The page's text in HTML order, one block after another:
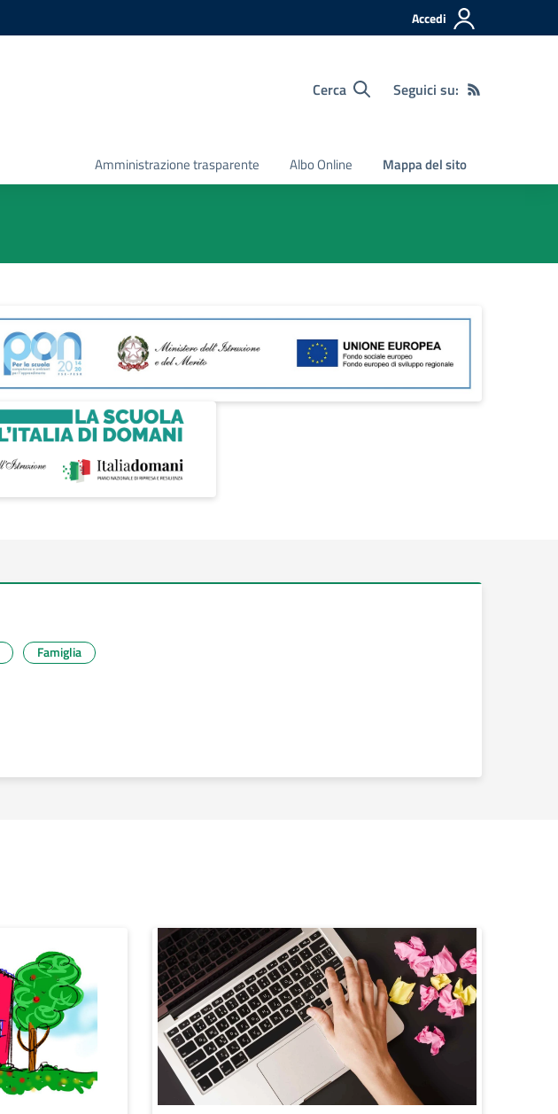
Accedi
Cerca Seguici su:
Amministrazione trasparente Albo Online Mappa del sito
Famiglia